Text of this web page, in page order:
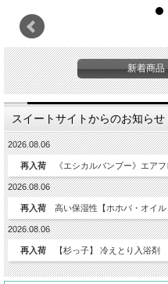
スイートサイトからのお知らせ
2026.08.06
再入荷 《エシカルバンブー》エアフ
2026.08.06
再入荷 高い保湿性【ホホバ・オイル
2026.08.06
再入荷 【杉っ子】 冷えとり入浴剤